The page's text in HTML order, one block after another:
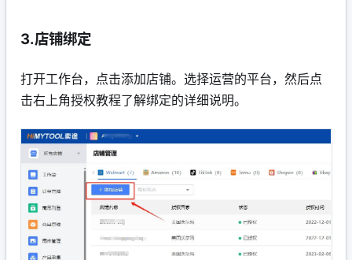
3.店铺绑定
打开工作台，点击添加店铺。选择运营的平台，然后点
击右上角授权教程了解绑定的详细说明。